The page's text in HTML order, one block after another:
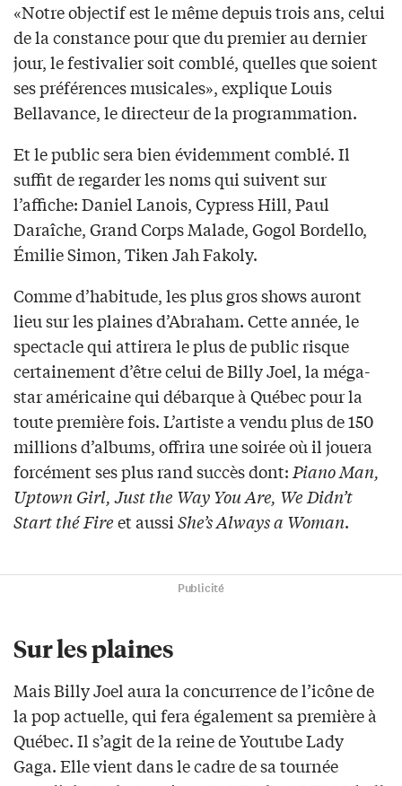
«Notre objectif est le même depuis trois ans, celui
de la constance pour que du premier au dernier
jour, le festivalier soit comblé, quelles que soient
ses préférences musicales», explique Louis
Bellavance, le directeur de la programmation.
Et le public sera bien évidemment comblé. Il
suffit de regarder les noms qui suivent sur
l’affiche: Daniel Lanois, Cypress Hill, Paul
Daraîche, Grand Corps Malade, Gogol Bordello,
Émilie Simon, Tiken Jah Fakoly.
Comme d’habitude, les plus gros shows auront
lieu sur les plaines d’Abraham. Cette année, le
spectacle qui attirera le plus de public risque
certainement d’être celui de Billy Joel, la méga-
star américaine qui débarque à Québec pour la
toute première fois. L’artiste a vendu plus de 150
millions d’albums, offrira une soirée où il jouera
forcément ses plus rand succès dont:Piano Man,
Uptown Girl, Just the Way You Are, We Didn’t
Start thé Fireet aussiShe’s Always a Woman.
Publicité
Sur les plaines
Mais Billy Joel aura la concurrence de l’icône de
la pop actuelle, qui fera également sa première à
Québec. Il s’agit de la reine de Youtube Lady
Gaga. Elle vient dans le cadre de sa tournée